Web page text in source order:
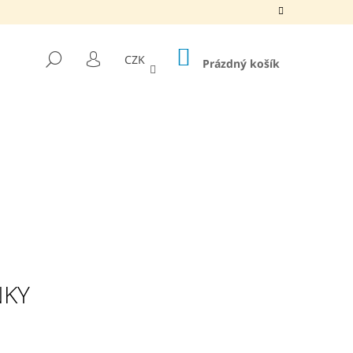
HLEDAT
PŘIHLÁŠENÍ
CZK NÁKUPNÍ
KOŠÍK
Prázdný košík